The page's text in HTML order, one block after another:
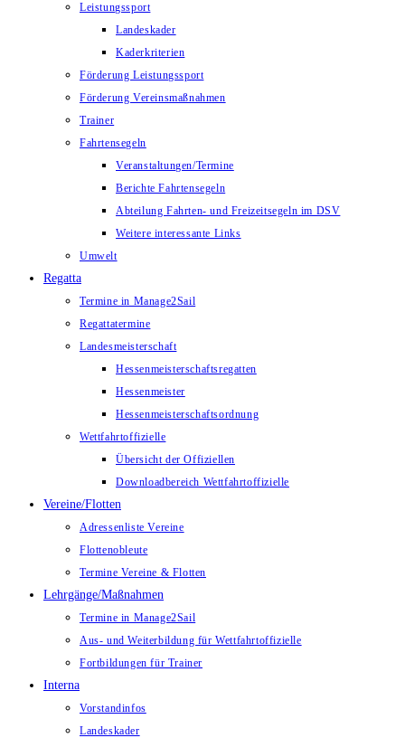
Leistungssport
Landeskader
Kaderkriterien
Förderung Leistungssport
Förderung Vereinsmaßnahmen
Trainer
Fahrtensegeln
Veranstaltungen/Termine
Berichte Fahrtensegeln
Abteilung Fahrten- und Freizeitsegeln im DSV
Weitere interessante Links
Umwelt
Regatta
Termine in Manage2Sail
Regattatermine
Landesmeisterschaft
Hessenmeisterschaftsregatten
Hessenmeister
Hessenmeisterschaftsordnung
Wettfahrtoffizielle
Übersicht der Offiziellen
Downloadbereich Wettfahrtoffizielle
Vereine/Flotten
Adressenliste Vereine
Flottenobleute
Termine Vereine & Flotten
Lehrgänge/Maßnahmen
Termine in Manage2Sail
Aus- und Weiterbildung für Wettfahrtoffizielle
Fortbildungen für Trainer
Interna
Vorstandinfos
Landeskader